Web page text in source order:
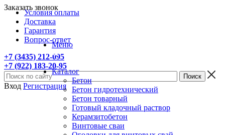
Условия оплаты
Доставка
Гарантия
Вопрос-ответ
+7 (3435) 212-095
+7 (922) 183-20-95
Заказать звонок
Вход Регистрация
Меню
Каталог
Бетон
Бетон гидротехнический
Бетон товарный
Готовый кладочный раствор
Керамзитобетон
Винтовые сваи